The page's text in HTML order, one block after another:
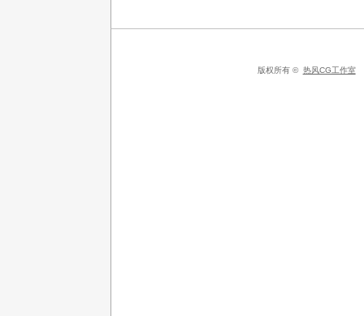
版权所有 © 热风CG工作室